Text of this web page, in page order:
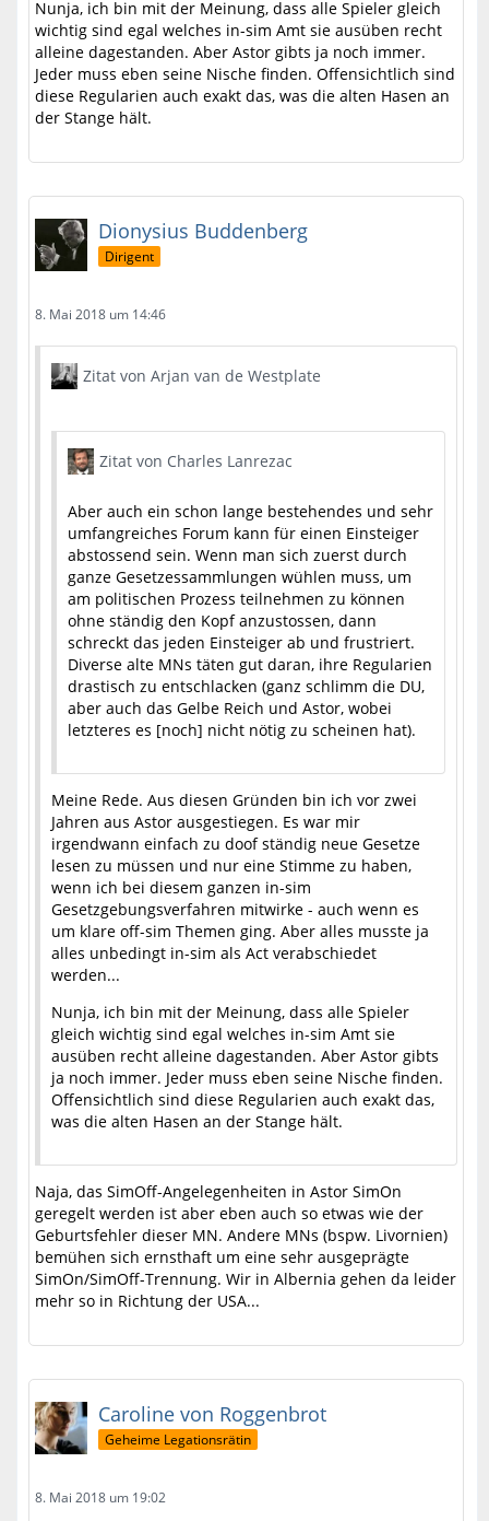
Nunja, ich bin mit der Meinung, dass alle Spieler gleich
wichtig sind egal welches in-sim Amt sie ausüben recht
alleine dagestanden. Aber Astor gibts ja noch immer.
Jeder muss eben seine Nische finden. Offensichtlich sind
diese Regularien auch exakt das, was die alten Hasen an
der Stange hält.
Dionysius Buddenberg
Dirigent
8. Mai 2018 um 14:46
Zitat von Arjan van de Westplate
Zitat von Charles Lanrezac
Aber auch ein schon lange bestehendes und sehr
umfangreiches Forum kann für einen Einsteiger
abstossend sein. Wenn man sich zuerst durch
ganze Gesetzessammlungen wühlen muss, um
am politischen Prozess teilnehmen zu können
ohne ständig den Kopf anzustossen, dann
schreckt das jeden Einsteiger ab und frustriert.
Diverse alte MNs täten gut daran, ihre Regularien
drastisch zu entschlacken (ganz schlimm die DU,
aber auch das Gelbe Reich und Astor, wobei
letzteres es [noch] nicht nötig zu scheinen hat).
Meine Rede. Aus diesen Gründen bin ich vor zwei
Jahren aus Astor ausgestiegen. Es war mir
irgendwann einfach zu doof ständig neue Gesetze
lesen zu müssen und nur eine Stimme zu haben,
wenn ich bei diesem ganzen in-sim
Gesetzgebungsverfahren mitwirke - auch wenn es
um klare off-sim Themen ging. Aber alles musste ja
alles unbedingt in-sim als Act verabschiedet
werden...
Nunja, ich bin mit der Meinung, dass alle Spieler
gleich wichtig sind egal welches in-sim Amt sie
ausüben recht alleine dagestanden. Aber Astor gibts
ja noch immer. Jeder muss eben seine Nische finden.
Offensichtlich sind diese Regularien auch exakt das,
was die alten Hasen an der Stange hält.
Naja, das SimOff-Angelegenheiten in Astor SimOn
geregelt werden ist aber eben auch so etwas wie der
Geburtsfehler dieser MN. Andere MNs (bspw. Livornien)
bemühen sich ernsthaft um eine sehr ausgeprägte
SimOn/SimOff-Trennung. Wir in Albernia gehen da leider
mehr so in Richtung der USA...
Caroline von Roggenbrot
Geheime Legationsrätin
8. Mai 2018 um 19:02